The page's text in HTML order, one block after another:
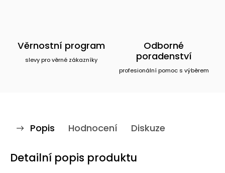
Věrnostní program
slevy pro věrné zákazníky
Odborné
poradenství
profesionální pomoc s výběrem
Popis Hodnocení Diskuze
Detailní popis produktu